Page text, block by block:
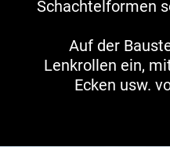
Schachtelformen
Auf der
Lenkrollen ein,
Ecken usw.